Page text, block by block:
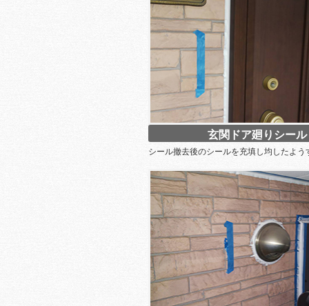
玄関ドア廻りシール
シール撤去後のシールを充填し均したよう